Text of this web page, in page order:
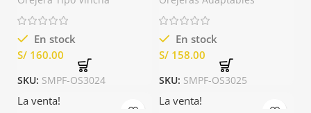
En stock
S/
SKU: SMPF-OS3024
En stock
S/
SKU: SMPF-OS3025
La venta! La venta!